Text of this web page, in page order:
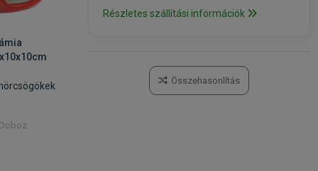
Részletes szállítási információk
Összehasonlítás